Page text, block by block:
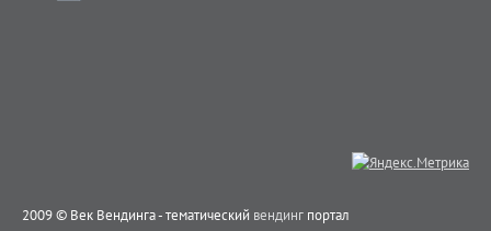
2009 © Век Вендинга - тематический вендинг портал